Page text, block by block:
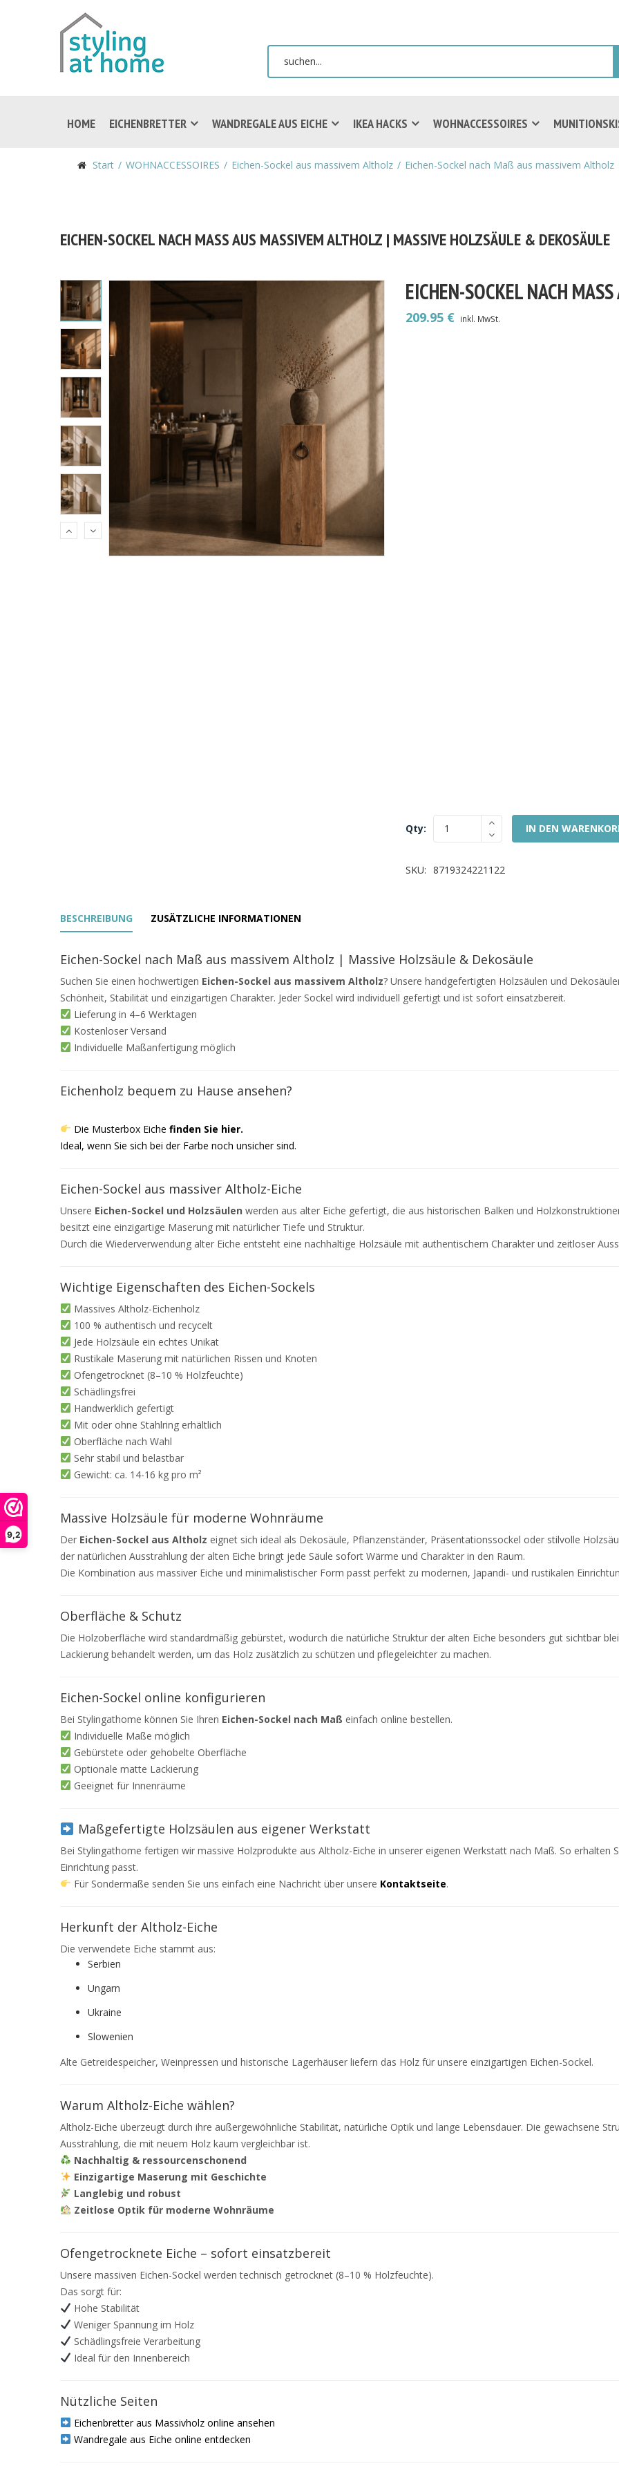
9,2
HOME EICHENBRETTER WANDREGALE AUS EICHE IKEA HACKS WOHNACCESSOIRES
Start WOHNACCESSOIRES Eichen-Sockel aus massivem Altholz Eichen-Sockel nach Maß aus massivem
EICHEN-SOCKEL NACH MASS AUS MASSIVEM ALTHOLZ | MASSIVE HOLZSÄULE & DEKOSÄULE
209.95 € inkl. MwSt.
Qty: IN DEN
SKU: 8719324221122
BESCHREIBUNG ZUSÄTZLICHE INFORMATIONEN
Eichen-Sockel nach Maß aus massivem Altholz | Massive Holzsäule & Dekosäule
Suchen Sie einen hochwertigen Eichen-Sockel aus massivem Altholz? Unsere handgefertigten Holzsäulen und
Schönheit, Stabilität und einzigartigen Charakter. Jeder Sockel wird individuell gefertigt und ist sofort einsatzbereit.
Lieferung in 4–6 Werktagen
Kostenloser Versand
Individuelle Maßanfertigung möglich
Eichenholz bequem zu Hause ansehen?
Die Musterbox Eiche finden Sie hier.
Ideal, wenn Sie sich bei der Farbe noch unsicher sind.
Eichen-Sockel aus massiver Altholz-Eiche
Unsere Eichen-Sockel und Holzsäulen werden aus alter Eiche gefertigt, die aus historischen Balken und
besitzt eine einzigartige Maserung mit natürlicher Tiefe und Struktur.
Durch die Wiederverwendung alter Eiche entsteht eine nachhaltige Holzsäule mit authentischem Charakter und zeitloser
Wichtige Eigenschaften des Eichen-Sockels
Massives Altholz-Eichenholz
100 % authentisch und recycelt
Jede Holzsäule ein echtes Unikat
Rustikale Maserung mit natürlichen Rissen und Knoten
Ofengetrocknet (8–10 % Holzfeuchte)
Schädlingsfrei
Handwerklich gefertigt
Mit oder ohne Stahlring erhältlich
Oberfläche nach Wahl
Sehr stabil und belastbar
Gewicht: ca. 14-16 kg pro m²
Massive Holzsäule für moderne Wohnräume
Der Eichen-Sockel aus Altholz eignet sich ideal als Dekosäule, Pflanzenständer, Präsentationssockel oder stilvolle
der natürlichen Ausstrahlung der alten Eiche bringt jede Säule sofort Wärme und Charakter in den Raum.
Die Kombination aus massiver Eiche und minimalistischer Form passt perfekt zu modernen, Japandi- und rustikalen
Oberfläche & Schutz
Die Holzoberfläche wird standardmäßig gebürstet, wodurch die natürliche Struktur der alten Eiche besonders gut sichtbar
Lackierung behandelt werden, um das Holz zusätzlich zu schützen und pflegeleichter zu machen.
Eichen-Sockel online konfigurieren
Bei Stylingathome können Sie Ihren Eichen-Sockel nach Maß einfach online bestellen.
Individuelle Maße möglich
Gebürstete oder gehobelte Oberfläche
Optionale matte Lackierung
Geeignet für Innenräume
Maßgefertigte Holzsäulen aus eigener Werkstatt
Bei Stylingathome fertigen wir massive Holzprodukte aus Altholz-Eiche in unserer eigenen Werkstatt nach Maß. So erhalten
Einrichtung passt.
Für Sondermaße senden Sie uns einfach eine Nachricht über unsere Kontaktseite.
Herkunft der Altholz-Eiche
Die verwendete Eiche stammt aus:
Serbien
Ungarn
Ukraine
Slowenien
Alte Getreidespeicher, Weinpressen und historische Lagerhäuser liefern das Holz für unsere einzigartigen Eichen-Sockel.
Warum Altholz-Eiche wählen?
Altholz-Eiche überzeugt durch ihre außergewöhnliche Stabilität, natürliche Optik und lange Lebensdauer. Die gewachsene
Ausstrahlung, die mit neuem Holz kaum vergleichbar ist.
Nachhaltig & ressourcenschonend
Einzigartige Maserung mit Geschichte
Langlebig und robust
Zeitlose Optik für moderne Wohnräume
Ofengetrocknete Eiche – sofort einsatzbereit
Unsere massiven Eichen-Sockel werden technisch getrocknet (8–10 % Holzfeuchte).
Das sorgt für:
Hohe Stabilität
Weniger Spannung im Holz
Schädlingsfreie Verarbeitung
Ideal für den Innenbereich
Nützliche Seiten
Eichenbretter aus Massivholz online ansehen
Wandregale aus Eiche online entdecken